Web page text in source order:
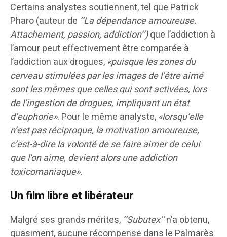
Certains analystes soutiennent, tel que Patrick
Pharo (auteur de ‘‘La dépendance amoureuse.
Attachement, passion, addiction’’)que l’addiction à
l’amour peut effectivement être comparée à
l’addiction aux drogues, «puisque les zones du
cerveau stimulées par les images de l’être aimé
sont les mêmes que celles qui sont activées, lors
de l’ingestion de drogues, impliquant un état
d’euphorie». Pour le même analyste, «lorsqu’elle
n’est pas réciproque, la motivation amoureuse,
c’est-à-dire la volonté de se faire aimer de celui
que l’on aime, devient alors une addiction
toxicomaniaque».
Un film libre et libérateur
Malgré ses grands mérites, ‘‘Subutex’’n’a obtenu,
quasiment, aucune récompense dans le Palmarès